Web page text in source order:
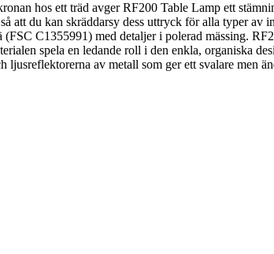
hos ett träd avger RF200 Table Lamp ett
att du kan skräddarsy dess uttryck för alla typer
C1355991) med detaljer i polerad mässing.
spela en ledande roll i den enkla, organiska
av metall som ger ett svalare men